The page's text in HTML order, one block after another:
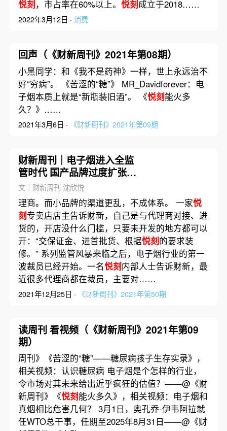
悦刻，市占率在60%以上。 悦刻成立于2018……
2022年3月12日 · 消费
回声（《财新周刊》2021年第08期）
小黑同学：和《我不是药神》一样，世上永远治不
好“穷病”。 《苦涩的“糖”》 MR_Davidforever：电
子烟本质上就是“新瓶装旧酒”。 《悦刻能火多
久？》……
2021年3月6日 · 《财新周刊》2021年第09期
财新周刊｜电子烟进入全监
管时代 国产品牌过度扩张下
一步怎么办？
文｜财新周刊 沈欣悦
理商。而小品牌的渠道更乱，不成体系。 一家悦
刻专卖店店主告诉财新，自己是与代理商对接、进
货的，开店没什么门槛，只要未开发的地方都可以
开：“交保证金、进首批货、根据悦刻的要求装
修。” 系列监管风暴来临之后，电子烟行业的第一
波裁员已经开始。一名悦刻内部人士告诉财新，最
近很多代理商都在裁员，主要对……
2021年12月25日 · 《财新周刊》2021年第50期
读周刊 看视频（《财新周刊》2021年第09
期）
周刊》《苦涩的“糖”——糖尿病孩子生存实录》，
相关视频：认识糖尿病 电子烟是个怎样的行业，
令市场对其未来给出近乎疯狂的估值？——@《财
新周刊》《悦刻能火多久》，相关视频：电子烟和
真烟相比危害几何？ 3月1日，奥孔乔-伊韦阿拉就
任WTO总干事，任期至2025年8月31日——@《财